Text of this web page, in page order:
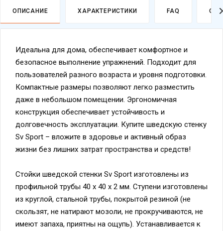
ОПИСАНИЕ ХАРАКТЕРИСТИКИ FAQ
Идеальна для дома, обеспечивает комфортное и
безопасное выполнение упражнений. Подходит для
пользователей разного возраста и уровня подготовки.
Компактные размеры позволяют легко разместить
даже в небольшом помещении. Эргономичная
конструкция обеспечивает устойчивость и
долговечность эксплуатации. Купите шведскую стенку
Sv Sport – вложите в здоровье и активный образ
жизни без лишних затрат пространства и средств!
Стойки шведской стенки Sv Sport изготовлены из
профильной трубы 40 х 40 х 2 мм. Ступени изготовлены
из круглой, стальной трубы, покрытой резиной (не
скользят, не натирают мозоли, не прокручиваются, не
имеют запаха, приятны на ощупь). Устанавливается к